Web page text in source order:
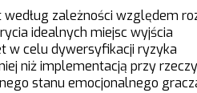
zależności względem
idealnych miejsc wyjścia
w celu dywersyfikacji ryzyka
niż implementacją przy
stanu emocjonalnego